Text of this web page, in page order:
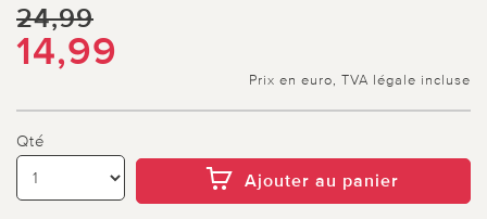
24,99
14,99
Prix en euro, TVA légale incluse
Qté
Ajouter au panier